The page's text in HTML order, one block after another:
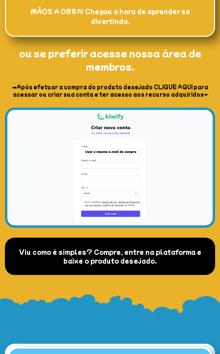
MÃOS A OBRA! Chegou a hora de aprender se
divertindo.
ou se preferir acesse nossa área de
membros.
➡️Após efetuar a compra do produto desejado CLIQUE AQUI para
acessar ou criar sua conta e ter acesso aos recurso adquiridos⬅️
Viu como é simples? Compre, entre na plataforma e
baixe o produto desejado.